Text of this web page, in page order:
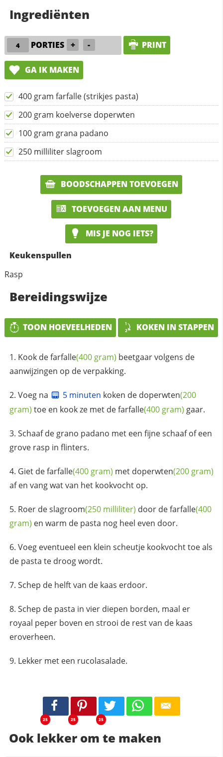
Ingrediënten
PORTIES + - PRINT
GA IK MAKEN
400 gram farfalle (strikjes pasta)
200 gram koelverse doperwten
100 gram grana padano
250 milliliter slagroom
BOODSCHAPPEN TOEVOEGEN
TOEVOEGEN AAN MENU
MIS JE NOG IETS?
Keukenspullen
Rasp
Bereidingswijze
TOON HOEVEELHEDEN KOKEN IN STAPPEN
Kook defarfalle(400 gram) beetgaar volgens de
aanwijzingen op de verpakking.
Voeg na 5 minuten koken de doperwten(200
gram) toe en kook ze met defarfalle(400 gram) gaar.
Schaaf de grano padano met een fijne schaaf of een
grove rasp in flinters.
Giet defarfalle(400 gram) met doperwten(200 gram)
af en vang wat van het kookvocht op.
Roer deslagroom(250 milliliter) door defarfalle(400
gram) en warm de pasta nog heel even door.
Voeg eventueel een klein scheutje kookvocht toe als
de pasta te droog wordt.
Schep de helft van de kaas erdoor.
Schep de pasta in vier diepen borden, maal er
royaal peper boven en strooi de rest van de kaas
eroverheen.
Lekker met een rucolasalade.
25 25 25
Ook lekker om te maken